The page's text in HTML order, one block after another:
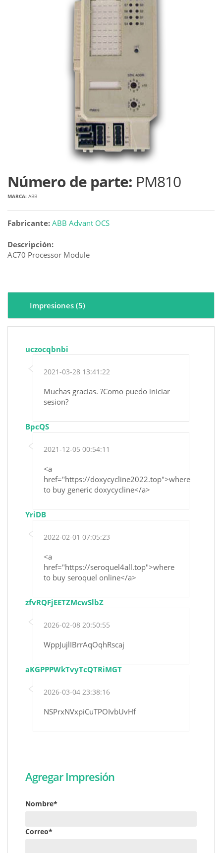
Número de parte: PM810
MARCA: ABB
Fabricante: ABB Advant OCS
Descripción:
AC70 Processor Module
Impresiones (5)
uczocqbnbi
2021-03-28 13:41:22
Muchas gracias. ?Como puedo iniciar
sesion?
BpcQS
2021-12-05 00:54:11
<a
href="https://doxycycline2022.top">where
to buy generic doxycycline</a>
YriDB
2022-02-01 07:05:23
<a
href="https://seroquel4all.top">where
to buy seroquel online</a>
zfvRQFjEETZMcwSlbZ
2026-02-08 20:50:55
WppJujlIBrrAqOqhRscaj
aKGPPPWkTvyTcQTRiMGT
2026-03-04 23:38:16
NSPrxNVxpiCuTPOIvbUvHf
Agregar Impresión
Nombre*
Correo*